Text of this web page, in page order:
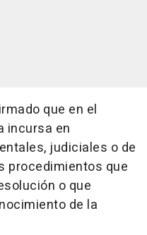
que en el
incursa en
judiciales o de
procedimientos que
o que
de la